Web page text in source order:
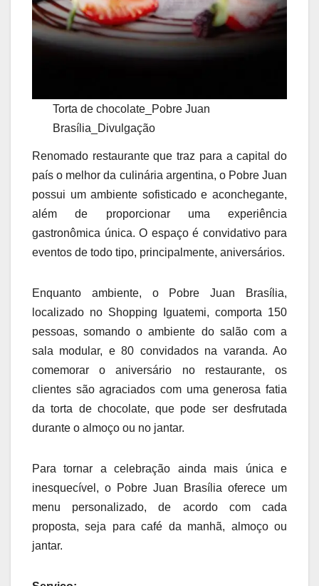
Torta de chocolate_Pobre Juan
Brasília_Divulgação
Renomado restaurante que traz para a capital do
país o melhor da culinária argentina, o Pobre Juan
possui um ambiente sofisticado e aconchegante,
além de proporcionar uma experiência
gastronômica única. O espaço é convidativo para
eventos de todo tipo, principalmente, aniversários.
Enquanto ambiente, o Pobre Juan Brasília,
localizado no Shopping Iguatemi, comporta 150
pessoas, somando o ambiente do salão com a
sala modular, e 80 convidados na varanda. Ao
comemorar o aniversário no restaurante, os
clientes são agraciados com uma generosa fatia
da torta de chocolate, que pode ser desfrutada
durante o almoço ou no jantar.
Para tornar a celebração ainda mais única e
inesquecível, o Pobre Juan Brasília oferece um
menu personalizado, de acordo com cada
proposta, seja para café da manhã, almoço ou
jantar.